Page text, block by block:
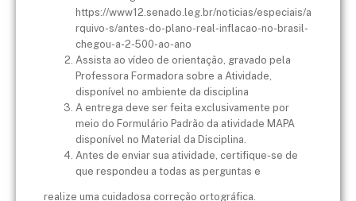
https://www12.senado.leg.br/noticias/especiais/a
rquivo-s/antes-do-plano-real-inflacao-no-brasil-
chegou-a-2-500-ao-ano
Assista ao vídeo de orientação, gravado pela
Professora Formadora sobre a Atividade,
disponível no ambiente da disciplina
A entrega deve ser feita exclusivamente por
meio do Formulário Padrão da atividade MAPA
disponível no Material da Disciplina.
Antes de enviar sua atividade, certifique-se de
que respondeu a todas as perguntas e
realize uma cuidadosa correção ortográfica.